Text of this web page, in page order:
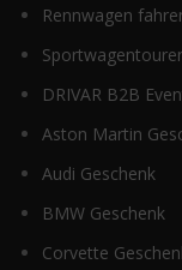
Rennwagen
DRIVAR B2B
Aston Martin
Audi Geschenk
BMW Geschenk
Corvette